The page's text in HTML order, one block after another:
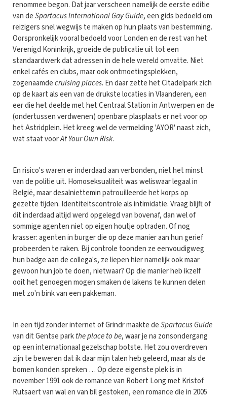
renommee begon. Dat jaar verscheen namelijk de eerste editie
van deSpartacus International Gay Guide, een gids bedoeld om
reizigers snel wegwijs te maken op hun plaats van bestemming.
Oorspronkelijk vooral bedoeld voor Londen en de rest van het
Verenigd Koninkrijk, groeide de publicatie uit tot een
standaardwerk dat adressen in de hele wereld omvatte. Niet
enkel cafés en clubs, maar ook ontmoetingsplekken,
zogenaamdecruising places. En daar zette het Citadelpark zich
op de kaart als een van de drukste locaties in Vlaanderen, een
eer die het deelde met het Centraal Station in Antwerpen en de
(ondertussen verdwenen) openbare plasplaats er net voor op
het Astridplein. Het kreeg wel de vermelding 'AYOR' naast zich,
wat staat voorAt Your Own Risk.
En risico's waren er inderdaad aan verbonden, niet het minst
van de politie uit. Homoseksualiteit was weliswaar legaal in
België, maar desalniettemin patrouilleerde het korps op
gezette tijden. Identiteitscontrole als intimidatie. Vraag blijft of
dit inderdaad altijd werd opgelegd van bovenaf, dan wel of
sommige agenten niet op eigen houtje optraden. Of nog
krasser: agenten in burger die op deze manier aan hun gerief
probeerden te raken. Bij controle toonden ze eenvoudigweg
hun badge aan de collega's, ze liepen hier namelijk ook maar
gewoon hun job te doen, nietwaar? Op die manier heb ikzelf
ooit het genoegen mogen smaken de lakens te kunnen delen
met zo'n bink van een pakkeman.
In een tijd zonder internet of Grindr maakte deSpartacus Guide
van dit Gentse parkthe place to be, waar je na zonsondergang
op een internationaal gezelschap botste. Het zou overdreven
zijn te beweren dat ik daar mijn talen heb geleerd, maar als de
bomen konden spreken … Op deze eigenste plek is in
november 1991 ook de romance van Robert Long met Kristof
Rutsaert van wal en van bil gestoken, een romance die in 2005